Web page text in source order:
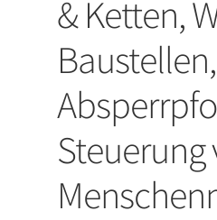
& Ketten,
Steuerung